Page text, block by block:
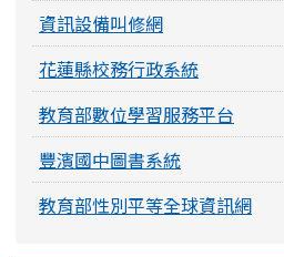
資訊設備叫修網
花蓮縣校務行政系統
教育部數位學習服務平台
豐濱國中圖書系統
教育部性別平等全球資訊網